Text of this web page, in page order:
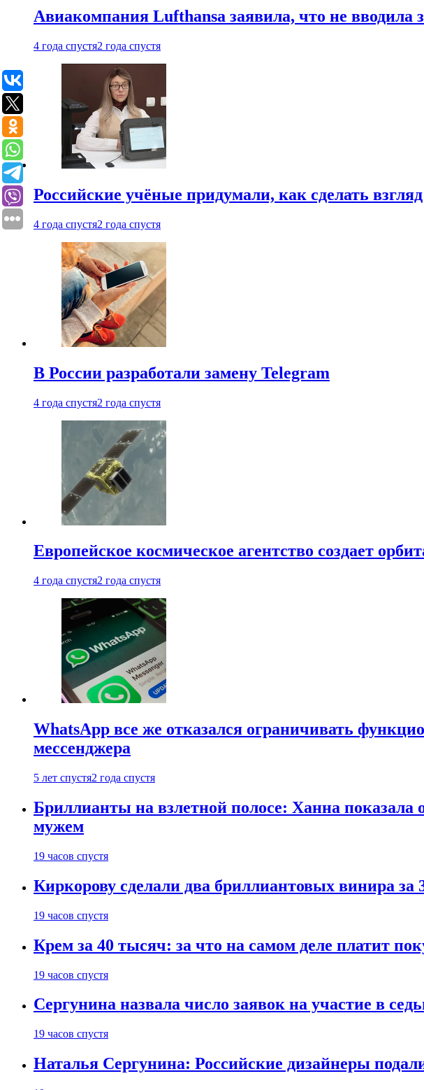
Авиакомпания Lufthansa заявила, что не вводила
4 года спустя2 года спустя
Российские учёные придумали, как сделать
4 года спустя2 года спустя
В России разработали замену Telegram
4 года спустя2 года спустя
Европейское космическое агентство создает
4 года спустя2 года спустя
WhatsApp все же отказался ограничивать
мессенджера
5 лет спустя2 года спустя
Бриллианты на взлетной полосе: Ханна показала
мужем
19 часов спустя
Киркорову сделали два бриллиантовых винира за
19 часов спустя
Крем за 40 тысяч: за что на самом деле платит
19 часов спустя
Сергунина назвала число заявок на участие в
19 часов спустя
Наталья Сергунина: Российские дизайнеры